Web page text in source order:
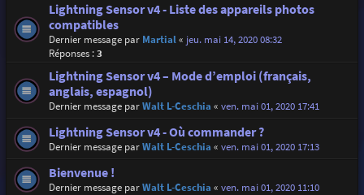
Lightning Sensor v4 - Liste des appareils photos
compatibles
Dernier message par Martial« jeu. mai 14, 2020 08:32
Réponses :3
Lightning Sensor v4 – Mode d’emploi (français,
anglais, espagnol)
Dernier message parWalt L-Ceschia « ven. mai 01, 2020 17:41
Lightning Sensor v4 - Où commander ?
Dernier message parWalt L-Ceschia « ven. mai 01, 2020 17:13
Bienvenue !
Dernier message parWalt L-Ceschia « ven. mai 01, 2020 11:10